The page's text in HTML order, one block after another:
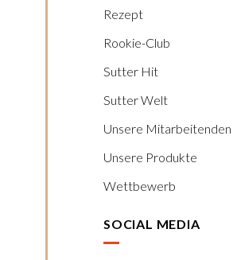
Rezept
Rookie-Club
Sutter Hit
Sutter Welt
Unsere Mitarbeitenden
Unsere Produkte
Wettbewerb
SOCIAL MEDIA